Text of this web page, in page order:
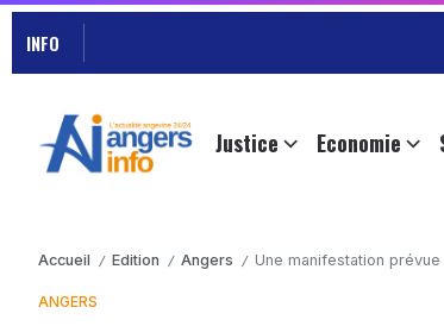
INFO
Justice Economie
Accueil / Edition / Angers / Une manifestation
ANGERS